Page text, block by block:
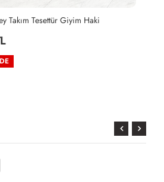
Takım Tesettür Giyim Haki